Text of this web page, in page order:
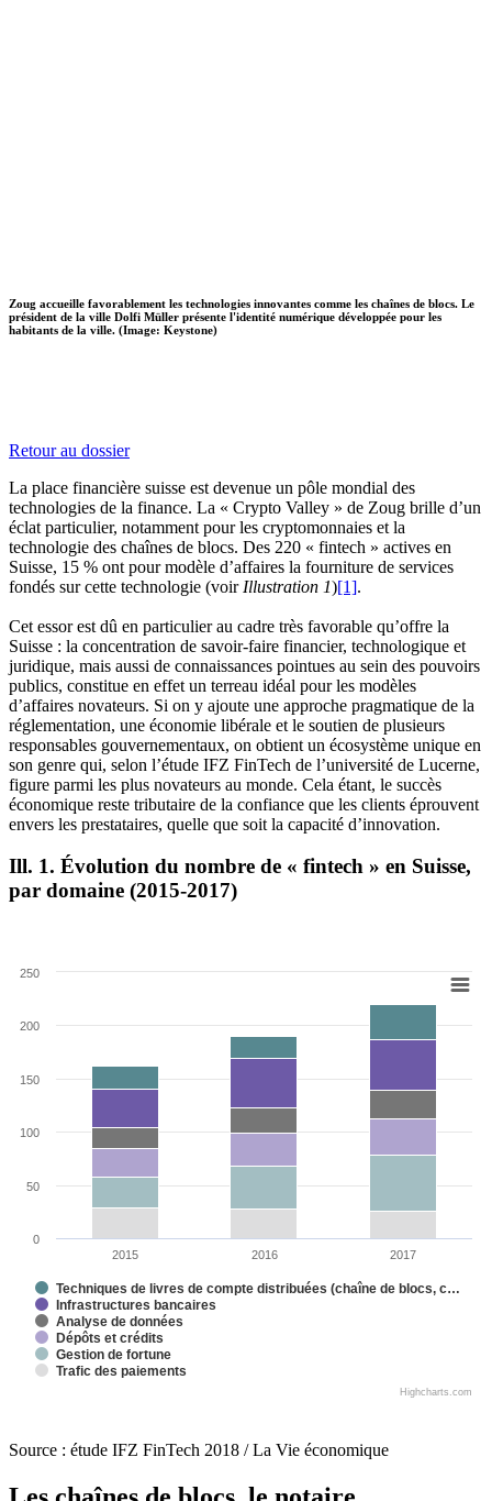
Zoug accueille favorablement les technologies innovantes comme les chaînes de blocs. Le
président de la ville Dolfi Müller présente l'identité numérique développée pour les
habitants de la ville. (Image: Keystone)
Retour au dossier
La place financière suisse est devenue un pôle mondial des
technologies de la finance. La « Crypto Valley » de Zoug brille d’un
éclat particulier, notamment pour les cryptomonnaies et la
technologie des chaînes de blocs. Des 220 « fintech » actives en
Suisse, 15 % ont pour modèle d’affaires la fourniture de services
fondés sur cette technologie (voir Illustration 1)[1].
Cet essor est dû en particulier au cadre très favorable qu’offre la
Suisse : la concentration de savoir-faire financier, technologique et
juridique, mais aussi de connaissances pointues au sein des pouvoirs
publics, constitue en effet un terreau idéal pour les modèles
d’affaires novateurs. Si on y ajoute une approche pragmatique de la
réglementation, une économie libérale et le soutien de plusieurs
responsables gouvernementaux, on obtient un écosystème unique en
son genre qui, selon l’étude IFZ FinTech de l’université de Lucerne,
figure parmi les plus novateurs au monde. Cela étant, le succès
économique reste tributaire de la confiance que les clients éprouvent
envers les prestataires, quelle que soit la capacité d’innovation.
Ill. 1. Évolution du nombre de « fintech » en Suisse,
par domaine (2015-2017)
Techniques de livres de compte distribuées (chaîne de blocs, c…
Infrastructures bancaires
Analyse de données
Dépôts et crédits
Gestion de fortune
Trafic des paiements
2015 2016 2017
0
50
100
150
200
250
Highcharts.com
Source : étude IFZ FinTech 2018 / La Vie économique